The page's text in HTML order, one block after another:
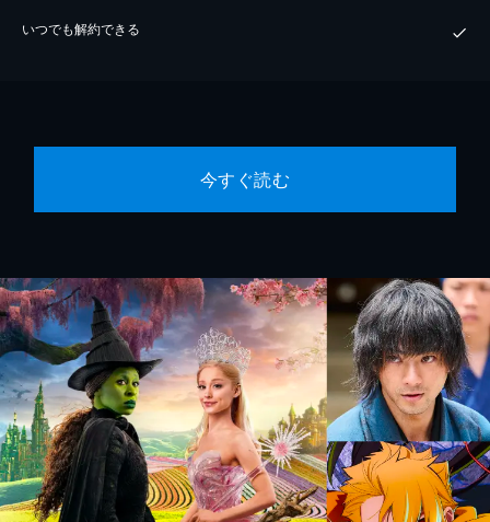
いつでも解約できる
今すぐ読む